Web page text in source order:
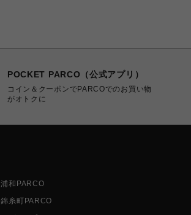
POCKET PARCO（公式アプリ）
コイン＆クーポンでPARCOでのお買い物
がオトクに
浦和PARCO
錦糸町PARCO